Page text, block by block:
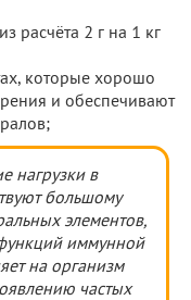
расчёта 2 г на 1 кг
которые хорошо
и обеспечивают
нагрузки в
большому
элементов,
иммунной
на организм
частых